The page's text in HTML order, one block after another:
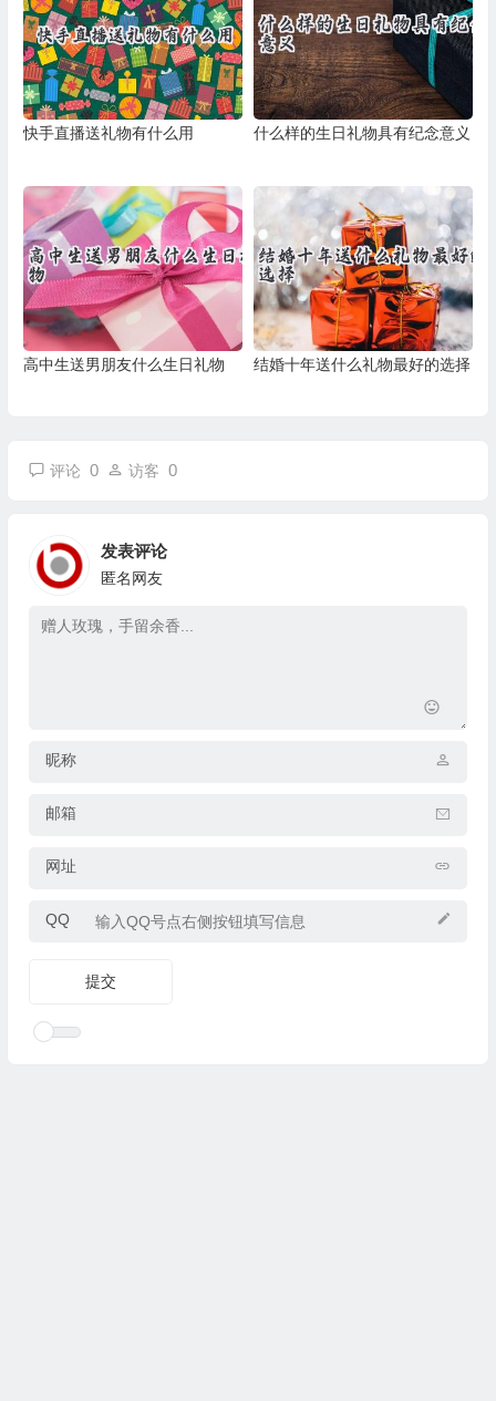
快手直播送礼物有什么用 什么样的生日礼物具有纪念意义
高中生送男朋友什么生日礼物 结婚十年送什么礼物最好的选择
评论 0 访客 0
发表评论
匿名网友
昵称
邮箱
网址
QQ